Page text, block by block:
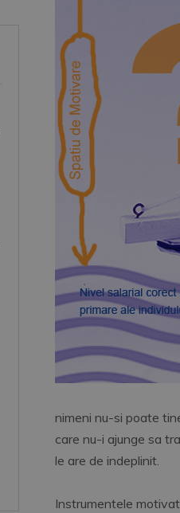
nimeni nu-si poate
care nu-i ajunge sa
le are de indeplinit.
Instrumentele